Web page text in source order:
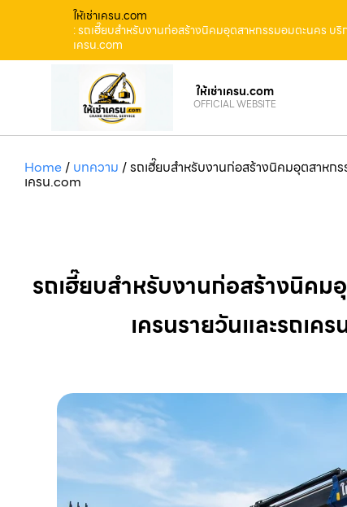
ให้เช่าเครน.com
: รถเฮี๊ยบสำหรับงานก่อสร้างนิคมอุตสาหกรรมอมตะนคร บริ
เครน.com
ให้เช่าเครน.com
OFFICIAL WEBSITE
Home/ บทความ /รถเฮี๊ยบสำหรับงานก่อสร้างนิคมอุตสาหกร
เครน.com
รถเฮี๊ยบสำหรับงานก่อสร้างนิคม
เครนรายวันและรถเค